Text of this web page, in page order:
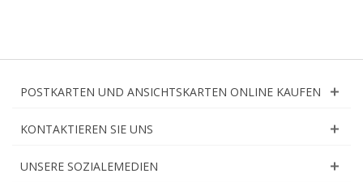
POSTKARTEN UND ANSICHTSKARTEN ONLINE KAUFEN
KONTAKTIEREN SIE UNS
UNSERE SOZIALEMEDIEN